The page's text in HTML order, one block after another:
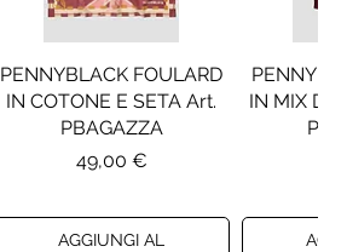
PENNYBLACK FOULARD
IN COTONE E SETA Art.
PBAGAZZA
Prezzo
49,00 €
AGGIUNGI AL
IN MIX DI